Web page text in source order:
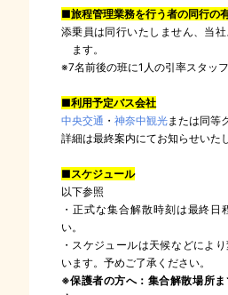
■旅程管理業務を行う者の同行の
添乗員は同行いたしません、当
ます。
※7名前後の班に1人の引率スタッフ
■利用予定バス会社
中央交通 ・ 神奈中観光または同等
詳細は最終案内にてお知らせいた
■スケジュール
以下参照
・正式な集合解散時刻は最終日
い。
・スケジュールは天候などによ
います。予めご了承ください。
※保護者の方へ：集合解散場所